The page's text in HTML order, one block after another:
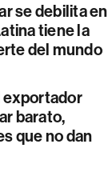
se debilita en
tiene la
del mundo
exportador
barato,
que no dan